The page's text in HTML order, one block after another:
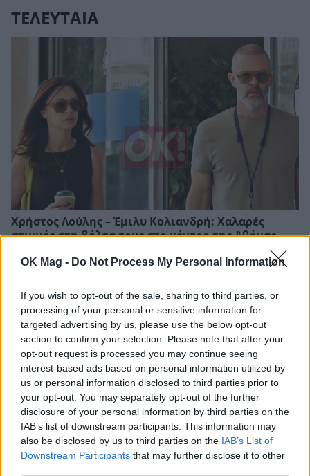
OK Mag - Do Not Process My Personal Information
If you wish to opt-out of the sale, sharing to third parties, or
processing of your personal or sensitive information for
targeted advertising by us, please use the below opt-out
section to confirm your selection. Please note that after your
opt-out request is processed you may continue seeing
interest-based ads based on personal information utilized by
us or personal information disclosed to third parties prior to
your opt-out. You may separately opt-out of the further
disclosure of your personal information by third parties on the
IAB’s list of downstream participants. This information may
also be disclosed by us to third parties on the IAB’s List of
Downstream Participants that may further disclose it to other
ΤΕΛΕΥΤΑΙΑ
Χρήστος Λούλης – Έμιλυ Κολιανδρή: Χαλαρές
στιγμές στη βόλτα τους στο κέντρο της Αθήνας
Γιώργος Χριστοδούλου: «Προσπάθησα να γίνω
δημοφιλής…»